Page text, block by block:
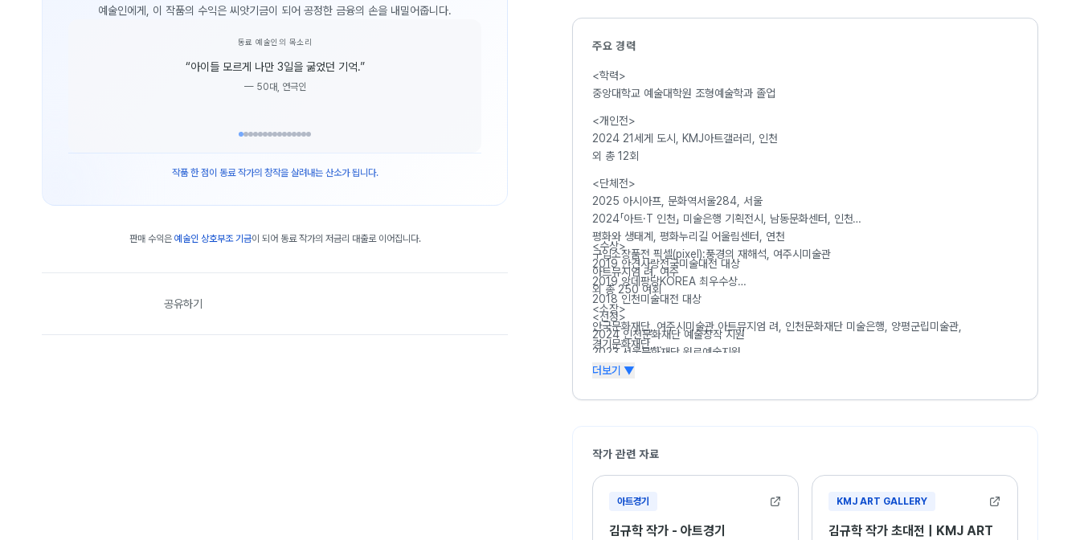
예술인에게, 이 작품의 수익은 씨앗기금이 되어 공정한 금융의 손을 내밀어줍니다.
동료 예술인의 목소리
“아이들 모르게 나만 3일을 굶었던 기억.”
— 50대, 연극인
작품 한 점이 동료 작가의 창작을 살려내는 산소가 됩니다.
판매 수익은 예술인 상호부조 기금이 되어 동료 작가의 저금리 대출로 이어집니다.
공유하기
주요 경력
<학력>
중앙대학교 예술대학원 조형예술학과 졸업
<개인전>
2024 21세게 도시, KMJ아트갤러리, 인천
외 총 12회
<단체전>
2025 아시아프, 문화역서울284, 서울
2024「아트·T 인천」 미술은행 기획전시, 남동문화센터, 인천
평화와 생태계, 평화누리길 어울림센터, 연천
구입소장품전 픽셀(pixel):풍경의 재해석, 여주시미술관
아트뮤지엄 려, 여주
외 총 250 여회
<수상>
2019 안견사랑전국미술대전 대상
2019 앙데팡당KOREA 최우수상
2018 인천미술대전 대상
<선정>
2024 인천문화재단 예술창작 지원
2023 서울문화재단 원로예술지원
2023 인천문화재단 예술창작 지원
<소장>
안국문화재단, 여주시미술관 아트뮤지엄 려, 인천문화재단 미술은행, 양평군립미술관,
경기문화재단,
더보기 ▼
작가 관련 자료
아트경기
김규학 작가 - 아트경기
KMJ ART GALLERY
김규학 작가 초대전 | KMJ ART